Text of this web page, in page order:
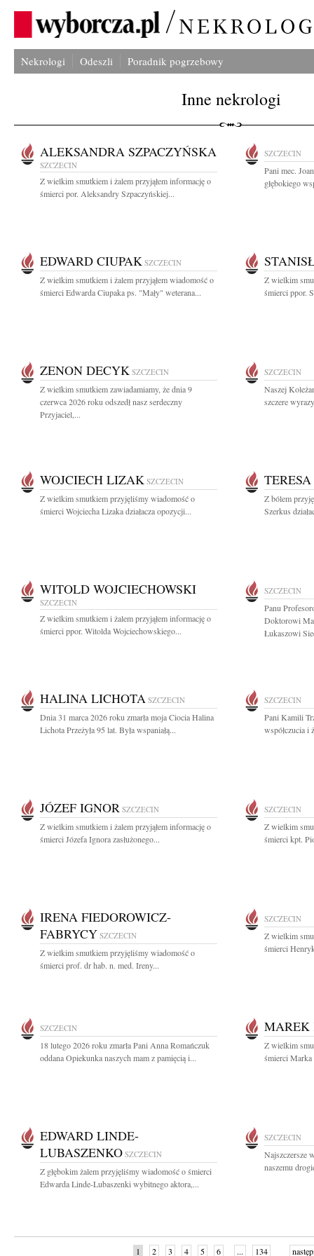
Nekrologi Odeszli Poradnik pogrzebowy
Inne nekrologi
ALEKSANDRA SZPACZYŃSKA
SZCZECIN
Z wielkim smutkiem i żalem przyjąłem informację o
śmierci por. Aleksandry Szpaczyńskiej...
SZCZECIN
Pani mec.
głębokiego
EDWARD CIUPAK SZCZECIN
Z wielkim smutkiem i żalem przyjąłem wiadomość o
śmierci Edwarda Ciupaka ps. "Mały" weterana...
Z wielkim
śmierci ppor.
ZENON DECYK SZCZECIN
Z wielkim smutkiem zawiadamiamy, że dnia 9
czerwca 2026 roku odszedł nasz serdeczny
Przyjaciel,...
SZCZECIN
Naszej
szczere
WOJCIECH LIZAK SZCZECIN
Z wielkim smutkiem przyjęliśmy wiadomość o
śmierci Wojciecha Lizaka działacza opozycji...
Z bólem
Szerkus
WITOLD WOJCIECHOWSKI
SZCZECIN
Z wielkim smutkiem i żalem przyjąłem informację o
śmierci ppor. Witolda Wojciechowskiego...
SZCZECIN
Panu
Doktorowi
Łukaszowi
HALINA LICHOTA SZCZECIN
Dnia 31 marca 2026 roku zmarła moja Ciocia Halina
Lichota Przeżyła 95 lat. Była wspaniałą...
SZCZECIN
Pani Kamili
współczucia i
JÓZEF IGNOR SZCZECIN
Z wielkim smutkiem i żalem przyjąłem informację o
śmierci Józefa Ignora zasłużonego...
SZCZECIN
Z wielkim
śmierci kpt.
IRENA FIEDOROWICZ-
FABRYCY SZCZECIN
Z wielkim smutkiem przyjęliśmy wiadomość o
śmierci prof. dr hab. n. med. Ireny...
SZCZECIN
Z wielkim
śmierci
SZCZECIN
18 lutego 2026 roku zmarła Pani Anna Romańczuk
oddana Opiekunka naszych mam z pamięcią i...
Z wielkim
śmierci Marka
EDWARD LINDE-
LUBASZENKO SZCZECIN
Z głębokim żalem przyjęliśmy wiadomość o śmierci
Edwarda Linde-Lubaszenki wybitnego aktora,...
SZCZECIN
Najszczersze
naszemu
1 2 3 4 5 6 ... 134